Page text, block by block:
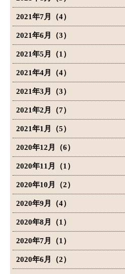
2021年7月（4）
2021年6月（3）
2021年5月（1）
2021年4月（4）
2021年3月（3）
2021年2月（7）
2021年1月（5）
2020年12月（6）
2020年11月（1）
2020年10月（2）
2020年9月（4）
2020年8月（1）
2020年7月（1）
2020年6月（2）